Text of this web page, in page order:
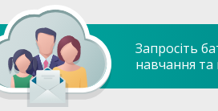
Запросіть
навчання та